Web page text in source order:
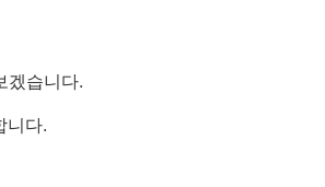
겠습니다.
니다.